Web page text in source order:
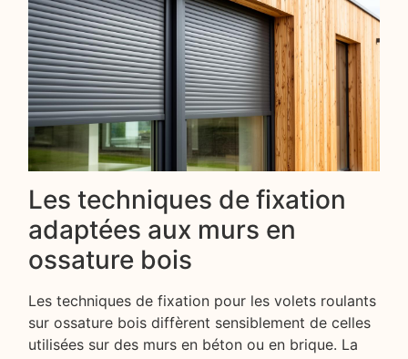
Les techniques de fixation
adaptées aux murs en
ossature bois
Les techniques de fixation pour les volets roulants
sur ossature bois diffèrent sensiblement de celles
utilisées sur des murs en béton ou en brique. La